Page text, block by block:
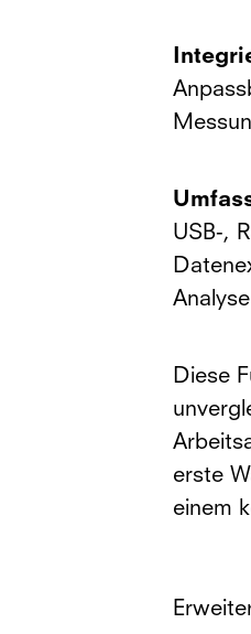
USB-,
Diese
erste
einem